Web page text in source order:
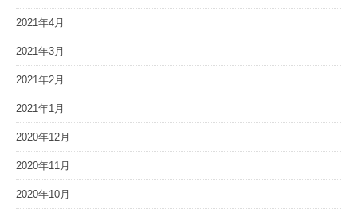
2021年4月
2021年3月
2021年2月
2021年1月
2020年12月
2020年11月
2020年10月